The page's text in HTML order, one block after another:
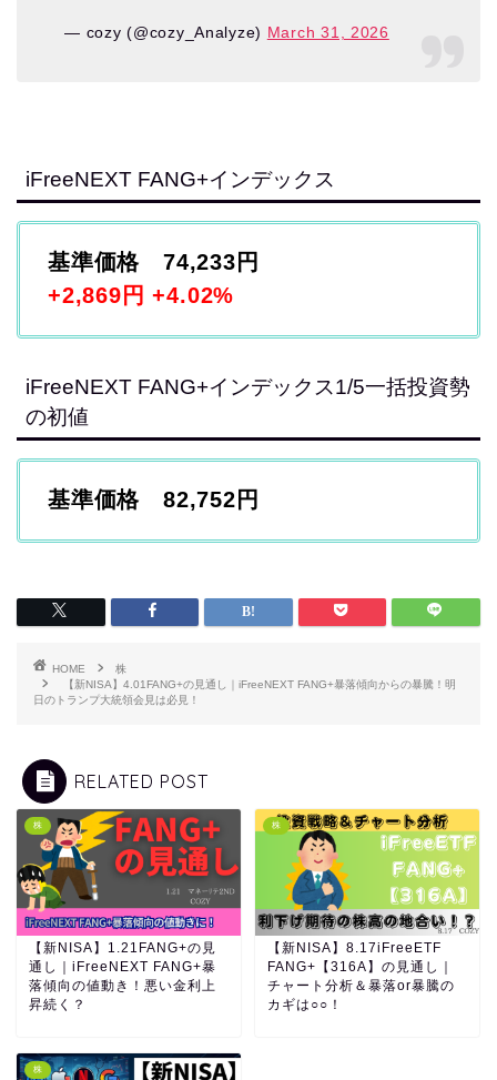
— cozy (@cozy_Analyze) March 31, 2026
iFreeNEXT FANG+インデックス
基準価格 74,233円
+2,869円 +4.02%
iFreeNEXT FANG+インデックス1/5一括投資勢
の初値
基準価格 82,752円
HOME
株
【新NISA】4.01FANG+の見通し｜iFreeNEXT FANG+暴落傾向からの暴騰！明
日のトランプ大統領会見は必見！
RELATED POST
株
【新NISA】1.21FANG+の見
通し｜iFreeNEXT FANG+暴
落傾向の値動き！悪い金利上
昇続く？
株
【新NISA】8.17iFreeETF
FANG+【316A】の見通し｜
チャート分析＆暴落or暴騰の
カギは○○！
株